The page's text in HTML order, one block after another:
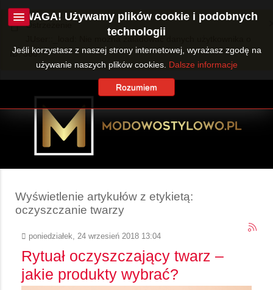
Ostrzeżenie
JUser::_load: Nie można załadować danych użytkownika o
ID: 360.
Wyświetlenie artykułów z etykietą:
oczyszczanie twarzy
poniedziałek, 24 wrzesień 2018 13:04
Rytuał oczyszczający twarz –
jakie produkty wybrać?
UWAGA! Używamy plików cookie i podobnych
technologii
Jeśli korzystasz z naszej strony internetowej, wyrażasz zgodę na
używanie naszych plików cookies. Dalsze informacje
Rozumiem